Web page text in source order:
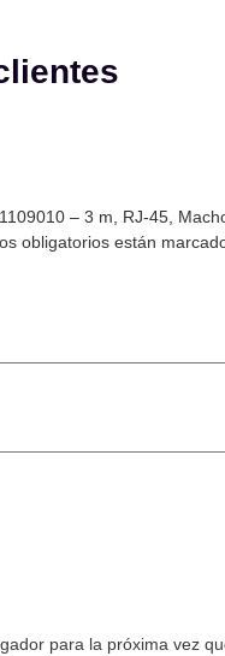
– 3 m, RJ-45,
obligatorios están
para la próxima vez